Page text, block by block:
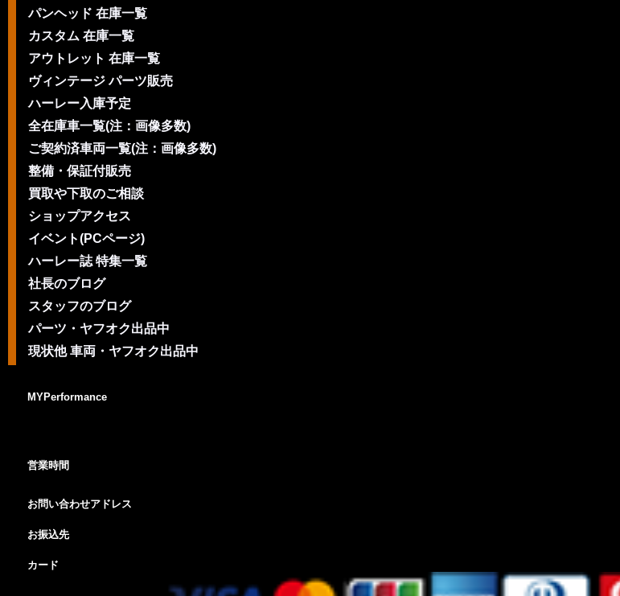
パンヘッド 在庫一覧
カスタム 在庫一覧
アウトレット 在庫一覧
ヴィンテージ パーツ販売
ハーレー入庫予定
全在庫車一覧(注：画像多数)
ご契約済車両一覧(注：画像多数)
整備・保証付販売
買取や下取のご相談
ショップアクセス
イベント(PCページ)
ハーレー誌 特集一覧
社長のブログ
スタッフのブログ
パーツ・ヤフオク出品中
現状他 車両・ヤフオク出品中
MYPerformance
営業時間
お問い合わせアドレス
お振込先
カード